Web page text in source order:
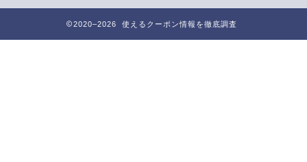
2020–2026 使えるクーポン情報を徹底調査